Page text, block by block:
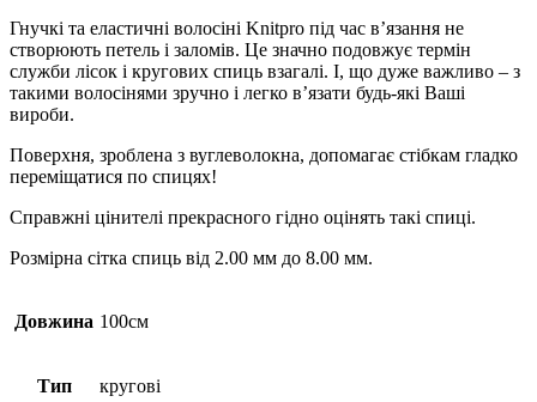
Гнучкі та еластичні волосіні Knitpro під час в’язання не
створюють петель і заломів. Це значно подовжує термін
служби лісок і кругових спиць взагалі. І, що дуже важливо – з
такими волосінями зручно і легко в’язати будь-які Ваші
вироби.
Поверхня, зроблена з вуглеволокна, допомагає стібкам гладко
переміщатися по спицях!
Справжні цінителі прекрасного гідно оцінять такі спиці.
Розмірна сітка спиць від 2.00 мм до 8.00 мм.
Довжина 100см
Тип кругові